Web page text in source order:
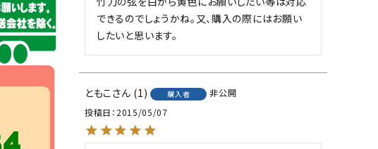
できるのでしょうかね。又、購入の際にはお願い
したいと思います。
ともこ 1 購入者
非公開
投稿日 2015/05/07